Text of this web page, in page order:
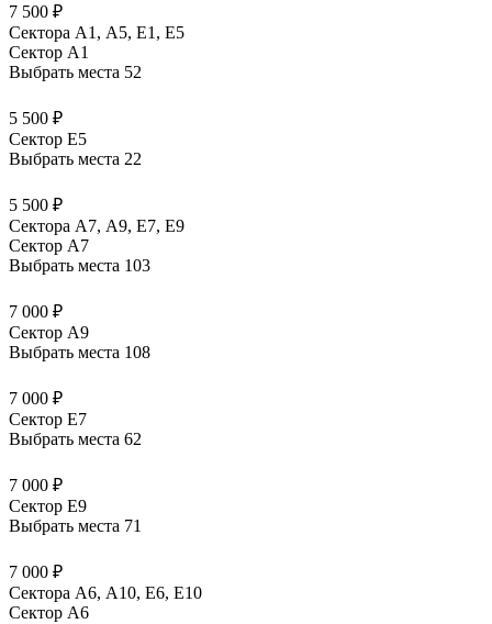
7 500 ₽
Сектора А1, А5, Е1, Е5
Сектор A1
Выбрать места 52
5 500 ₽
Сектор E5
Выбрать места 22
5 500 ₽
Сектора А7, А9, Е7, Е9
Сектор A7
Выбрать места 103
7 000 ₽
Сектор A9
Выбрать места 108
7 000 ₽
Сектор E7
Выбрать места 62
7 000 ₽
Сектор E9
Выбрать места 71
7 000 ₽
Сектора А6, А10, Е6, Е10
Сектор A6